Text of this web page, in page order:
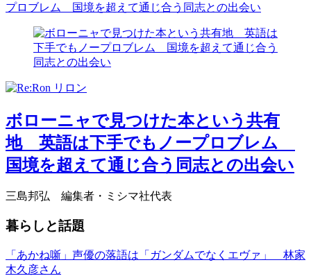
プロブレム 国境を超えて通じ合う同志との出会い
ボローニャで見つけた本という共有
地 英語は下手でもノープロブレム
国境を超えて通じ合う同志との出会い
三島邦弘 編集者・ミシマ社代表
暮らしと話題
「あかね噺」声優の落語は「ガンダムでなくエヴァ」 林家
木久彦さん